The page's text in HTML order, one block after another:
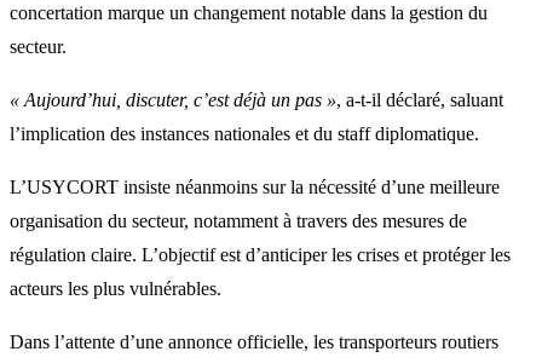
concertation marque un changement notable dans la gestion du
secteur.
« Aujourd’hui, discuter, c’est déjà un pas », a-t-il déclaré, saluant
l’implication des instances nationales et du staff diplomatique.
L’USYCORT insiste néanmoins sur la nécessité d’une meilleure
organisation du secteur, notamment à travers des mesures de
régulation claire. L’objectif est d’anticiper les crises et protéger les
acteurs les plus vulnérables.
Dans l’attente d’une annonce officielle, les transporteurs routiers